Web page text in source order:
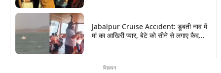
Jabalpur Cruise Accident: डूबती नाव में
मां का आखिरी प्यार, बेटे को सीने से लगाए कैद...
विज्ञापन